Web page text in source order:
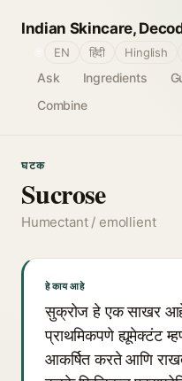
Indian Skincare,
Ask Ingredients
Combine
EN हिंदी Hinglish
घटक
Sucrose
Humectant / emollient
हे काय आहे
सुक्रोज हे एक साखर आहे
प्राथमिकपणे ह्यूमेक्टंट
आकर्षित करते आणि